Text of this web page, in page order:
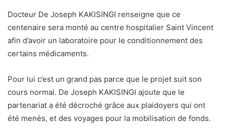
Docteur De Joseph KAKISINGI renseigne que ce
centenaire sera monté au centre hospitalier Saint Vincent
afin d’avoir un laboratoire pour le conditionnement des
certains médicaments.
Pour lui c’est un grand pas parce que le projet suit son
cours normal. De Joseph KAKISINGI ajoute que le
partenariat a été décroché grâce aux plaidoyers qui ont
été menés, et des voyages pour la mobilisation de fonds.